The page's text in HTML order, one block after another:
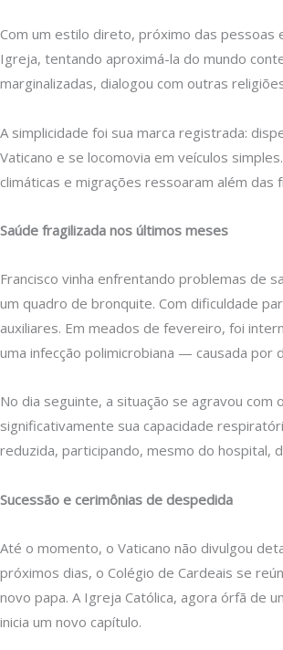
Com um estilo direto, próximo das pessoas
Igreja, tentando aproximá-la do mundo
marginalizadas, dialogou com outras
A simplicidade foi sua marca registrada:
Vaticano e se locomovia em veículos
climáticas e migrações ressoaram além das
Saúde fragilizada nos últimos meses
Francisco vinha enfrentando problemas de
um quadro de bronquite. Com dificuldade
auxiliares. Em meados de fevereiro, foi
uma infecção polimicrobiana — causada por
No dia seguinte, a situação se agravou
significativamente sua capacidade
reduzida, participando, mesmo do hospital,
Sucessão e cerimônias de despedida
Até o momento, o Vaticano não divulgou
próximos dias, o Colégio de Cardeais se
novo papa. A Igreja Católica, agora órfã de
inicia um novo capítulo.